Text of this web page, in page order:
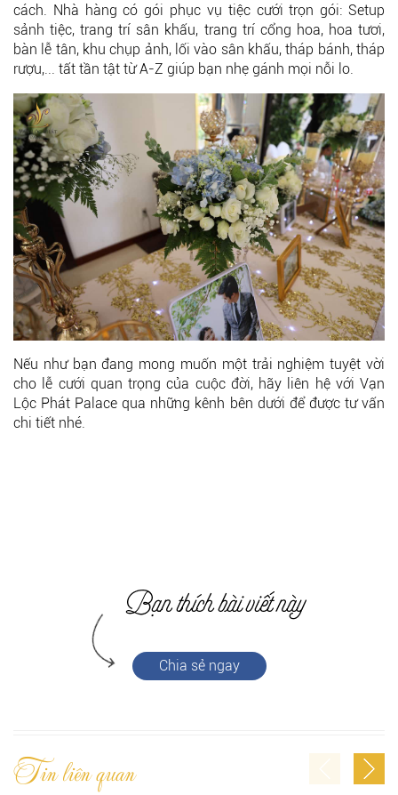
cách. Nhà hàng có gói phục vụ tiệc cưới trọn gói: Setup
sảnh tiệc, trang trí sân khấu, trang trí cổng hoa, hoa tươi,
bàn lễ tân, khu chụp ảnh, lối vào sân khấu, tháp bánh, tháp
rượu,... tất tần tật từ A-Z giúp bạn nhẹ gánh mọi nỗi lo.
Nếu như bạn đang mong muốn một trải nghiệm tuyệt vời
cho lễ cưới quan trọng của cuộc đời, hãy liên hệ với Vạn
Lộc Phát Palace qua những kênh bên dưới để được tư vấn
chi tiết nhé.
Chia sẻ ngay
Tin liên quan